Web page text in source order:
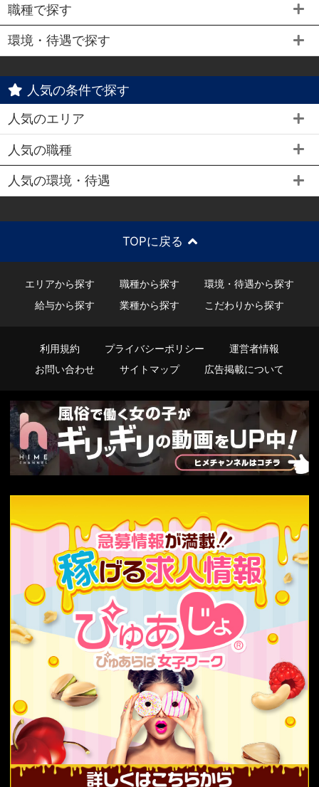
職種で探す
環境・待遇で探す
人気の条件で探す
人気のエリア
人気の職種
人気の環境・待遇
TOPに戻る
エリアから探す 職種から探す
環境・待遇から探す
給与から探す
業種から探す こだわりから探す
利用規約 プライバシーポリシー
運営者情報
お問い合わせ
サイトマップ 広告掲載について